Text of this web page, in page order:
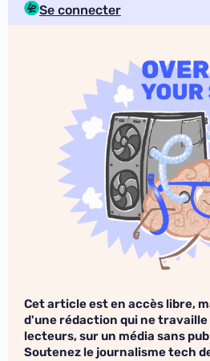
Se connecter
Cet article est en accès libre,
d'une rédaction qui ne travaille
lecteurs, sur un média sans
Soutenez le journalisme tech